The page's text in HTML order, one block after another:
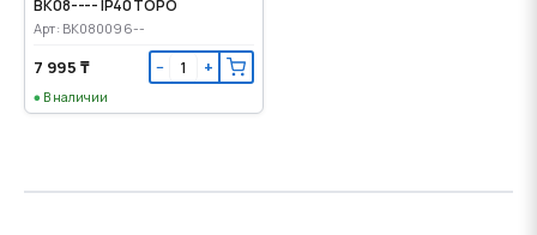
BK08---- IP40 TOPO
Арт: BK080096--
7 995 ₸ − +
В наличии